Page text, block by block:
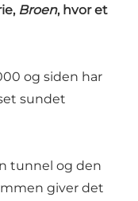
Broen, hvor et
og siden har
sundet
tunnel og den
giver det